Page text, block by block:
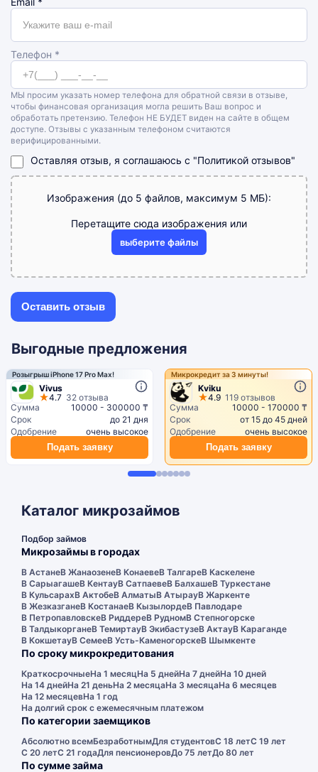
Телефон *
МЫ просим указать номер телефона для обратной связи в отзыве,
чтобы финансовая организация могла решить Ваш вопрос и
обработать претензию. Телефон НЕ БУДЕТ виден на сайте в общем
доступе. Отзывы с указанным телефоном считаются
верифицированными.
Оставляя отзыв, я соглашаюсь с "Политикой отзывов"
Изображения (до 5 файлов, максимум 5 МБ):
Перетащите сюда изображения или
выберите файлы
Выгодные предложения
Розыгрыш iPhone 17 Pro Max!
Vivus
4.7 32 отзыва
Сумма
10000 - 300000 ₸
Срок
до 21 дня
Одобрение
очень высокое
Подать заявку
Микрокредит за 3 минуты!
Kviku
4.9 119 отзывов
Сумма
10000 - 170000 ₸
Срок
от 15 до 45 дней
Одобрение
очень высокое
Подать заявку
Каталог микрозаймов
Подбор займов
Микрозаймы в городах
В АстанеВ ЖанаозенеВ КонаевеВ ТалгареВ Каскелене
В СарыагашеВ КентауВ СатпаевеВ БалхашеВ Туркестане
В КульсарахВ АктобеВ АлматыВ АтырауВ Жаркенте
В ЖезказганеВ КостанаеВ КызылордеВ Павлодаре
В ПетропавловскеВ РиддереВ РудномВ Степногорске
В ТалдыкорганеВ ТемиртауВ ЭкибастузеВ АктауВ Караганде
В КокшетауВ СемееВ Усть-КаменогорскеВ Шымкенте
По сроку микрокредитования
КраткосрочныеНа 1 месяцНа 5 днейНа 7 днейНа 10 дней
На 14 днейНа 21 деньНа 2 месяцаНа 3 месяцаНа 6 месяцев
На 12 месяцевНа 1 год
На долгий срок с ежемесячным платежом
По категории заемщиков
Абсолютно всемБезработнымДля студентовС 18 летС 19 лет
С 20 летС 21 годаДля пенсионеровДо 75 летДо 80 лет
По сумме займа